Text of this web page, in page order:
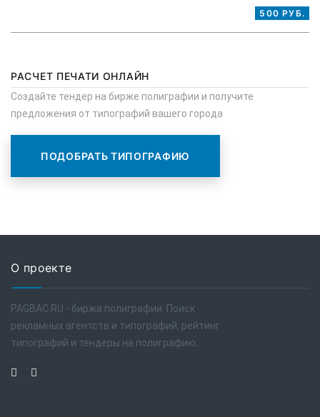
500 РУБ.
РАСЧЕТ ПЕЧАТИ ОНЛАЙН
Создайте тендер на бирже полиграфии и получите
предложения от типографий вашего города
ПОДОБРАТЬ ТИПОГРАФИЮ
О проекте
PAGBAC.RU - биржа полиграфии. Поиск
рекламных агентств и типографий, рейтинг
типографий и тендеры на полиграфию.